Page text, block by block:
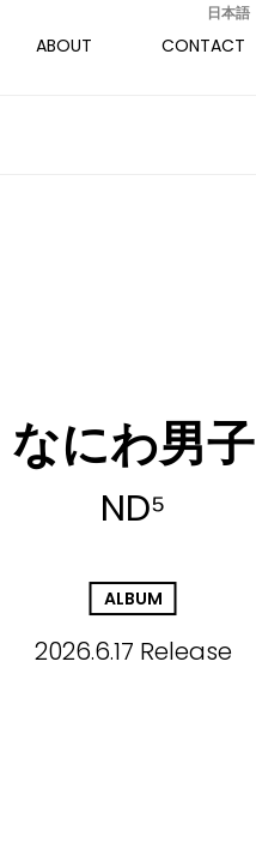
ABOUT CONTACT
日本語
なにわ男子
ND⁵
ALBUM
2026.6.17 Release